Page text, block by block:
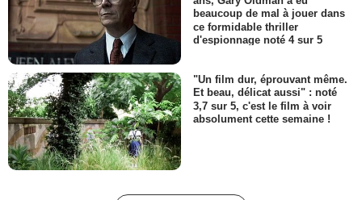
beaucoup de mal à jouer dans
ce formidable thriller
d'espionnage noté 4 sur 5
"Un film dur, éprouvant même.
Et beau, délicat aussi" : noté
3,7 sur 5, c'est le film à voir
absolument cette semaine !